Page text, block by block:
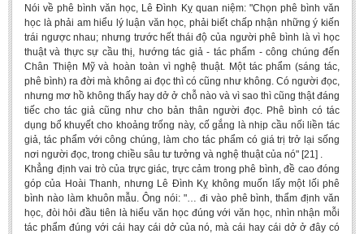
Education
BA, MA, PhD. Theses
CONFERENCE
Studies on Vietnamese and Korean Literature and Films
Modernization process in Japanese literature and in the literatures of
East-Asian region
Studies on Sinology & Nom
Vietnamese and Japanese Literature Viewed from an East Asian
Perspective
To Build a Standard Orthography in Schools and the Media
Nói về phê bình văn học, Lê Đình Kỵ quan niệm: "Chọn phê bình văn
học là phải am hiểu lý luận văn học, phải biết chấp nhận những ý kiến
trái ngược nhau; nhưng trước hết thái độ của người phê bình là vì học
thuật và thực sự cầu thị, hướng tác giả - tác phẩm - công chúng đến
Chân Thiện Mỹ và hoàn toàn vì nghệ thuật. Một tác phẩm (sáng tác,
phê bình) ra đời mà không ai đọc thì có cũng như không. Có người đọc,
nhưng mơ hồ không thấy hay dở ở chỗ nào và vì sao thì cũng thật đáng
tiếc cho tác giả cũng như cho bản thân người đọc. Phê bình có tác
dụng bổ khuyết cho khoảng trống này, cố gắng là nhịp cầu nối liền tác
giả, tác phẩm với công chúng, làm cho tác phẩm có giá trị trở lại sống
nơi người đọc, trong chiều sâu tư tưởng và nghệ thuật của nó" [21] .
Khẳng định vai trò của trực giác, trực cảm trong phê bình, đề cao đóng
góp của Hoài Thanh, nhưng Lê Đình Kỵ không muốn lấy một lối phê
bình nào làm khuôn mẫu. Ông nói: "… đi vào phê bình, thẩm định văn
học, đòi hỏi đầu tiên là hiểu văn học đúng với văn học, nhìn nhận mỗi
tác phẩm đúng với cái hay cái dở của nó, mà cái hay cái dở ở đây có